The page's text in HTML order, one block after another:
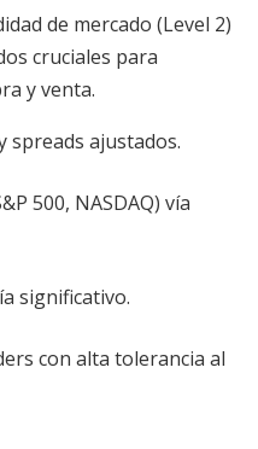
de mercado (Level 2)
cruciales para
y venta.
spreads ajustados.
500, NASDAQ) vía
significativo.
con alta tolerancia al